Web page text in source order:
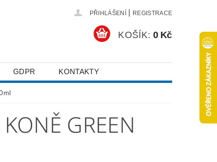
PŘIHLÁŠENÍ REGISTRACE
KOŠÍK: 0 Kč
GDPR KONTAKTY
GREEN